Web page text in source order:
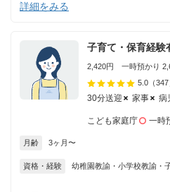
詳細をみる
子育て・保育経験
2,420円 一時預かり
5.0 （347
30分送迎 家事 病
こども家庭庁 一時
月齢 3ヶ月〜
資格・経験 幼稚園教諭・小学校教諭・